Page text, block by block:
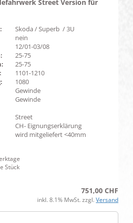
Street Version für
Skoda / Superb / 3U
nein
12/01-03/08
25-75
25-75
1101-1210
1080
Gewinde
Gewinde
Street
CH- Eignungserklärung
wird mitgeliefert <40mm
Stück
751,00 CHF
inkl. 8.1% MwSt. zzgl. Versand